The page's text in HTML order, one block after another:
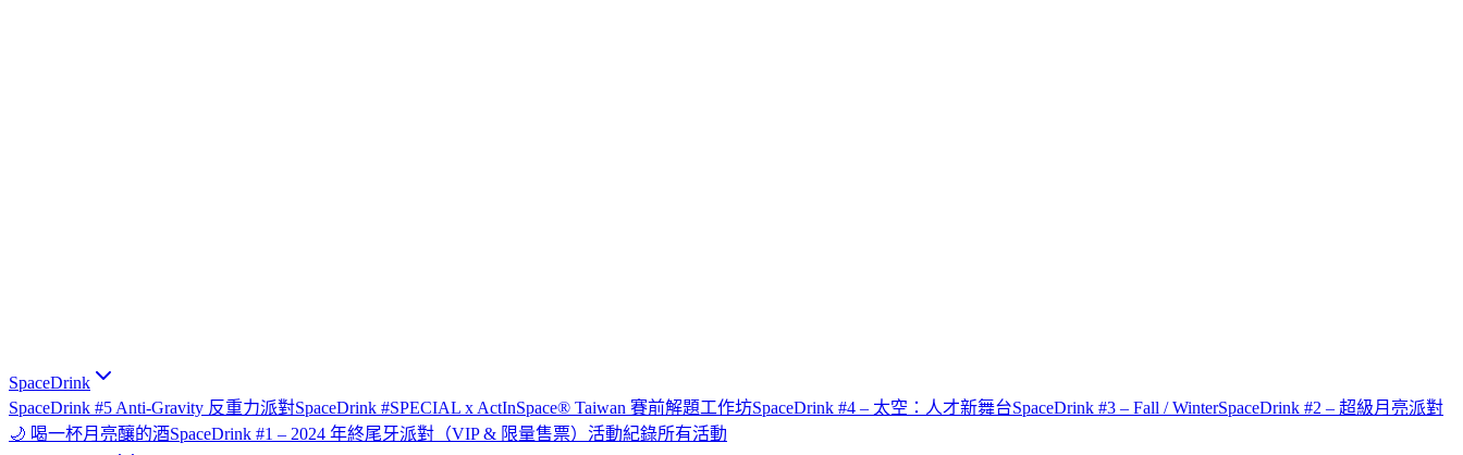
SpaceDrink
SpaceDrink #5 Anti-Gravity 反重力派對SpaceDrink #SPECIAL x ActInSpace® Taiwan 賽前解題工作坊SpaceDrink #4 – 太空：人才新舞台SpaceDrink #3 – Fall / WinterSpaceDrink #2 – 超級月亮派對
🌙 喝一杯月亮釀的酒SpaceDrink #1 – 2024 年終尾牙派對（VIP & 限量售票） 活動紀錄所有活動